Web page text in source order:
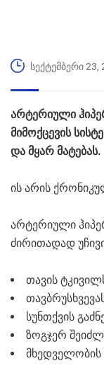
სექტემბერი 23,
არტერიული
მიმოქცევის
და მყარ მატებას.
ის არის
არტერიული
ძირითადად
თავის
სუნთქვის
ზოგჯერ
მხედველობის